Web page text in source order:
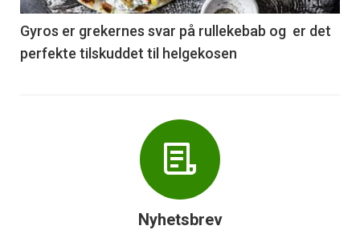
6
Gyros er grekernes svar på rullekebab og er det
perfekte tilskuddet til helgekosen
Nyhetsbrev